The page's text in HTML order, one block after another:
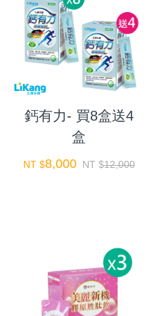
鈣有力- 買8盒送4
盒
NT $8,000 NT $12,000